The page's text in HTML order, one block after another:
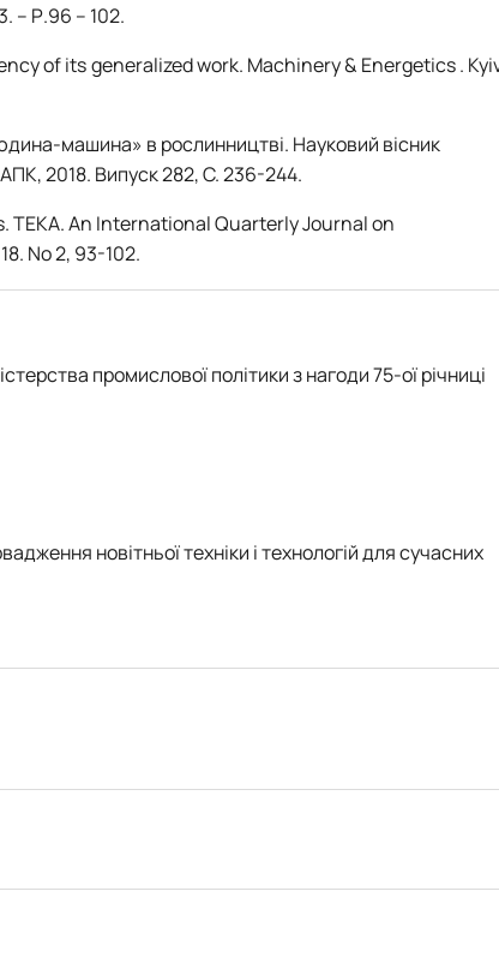
– Р.96 – 102.
of its generalized work. Machinery & Energetics .
машина» в рослинництві. Науковий вісник
АПК, 2018. Випуск 282, С. 236-244.
TEKA. An International Quarterly Journal on
No 2, 93-102.
промислової політики з нагоди 75-ої річниці
новітньої техніки і технологій для сучасних